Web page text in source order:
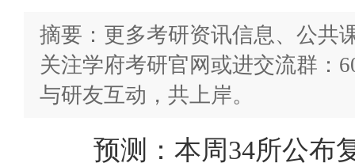
摘要：更多考研资讯信息、公共
关注学府考研官网或进交流群：
与研友互动，共上岸。
预测：本周34所公布